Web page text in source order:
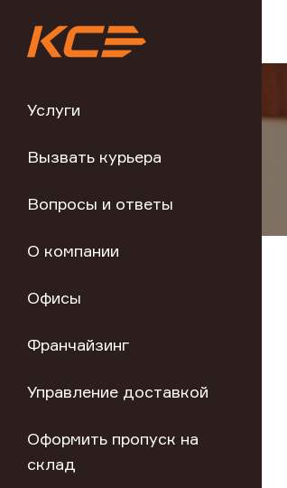
Услуги
Вызвать курьера
Вопросы и ответы
О компании
Офисы
Франчайзинг
Управление доставкой
Оформить пропуск на
склад